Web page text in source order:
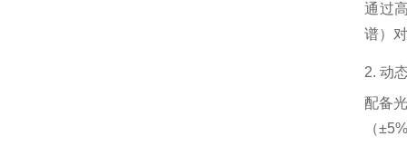
通过
谱）
2. 动
配备
（